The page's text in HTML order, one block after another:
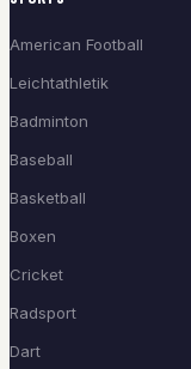
American Football
Leichtathletik
Badminton
Baseball
Basketball
Boxen
Cricket
Radsport
Dart